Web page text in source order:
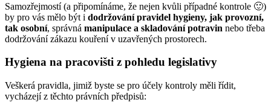
Samozřejmostí (a připomínáme, že nejen kvůli případné kontrole 🙂)
by pro vás mělo být i dodržování pravidel hygieny, jak provozní,
tak osobní, správná manipulace a skladování potravin nebo třeba
dodržování zákazu kouření v uzavřených prostorech.
Hygiena na pracovišti z pohledu legislativy
Veškerá pravidla, jimiž byste se pro účely kontroly měli řídit,
vycházejí z těchto právních předpisů: